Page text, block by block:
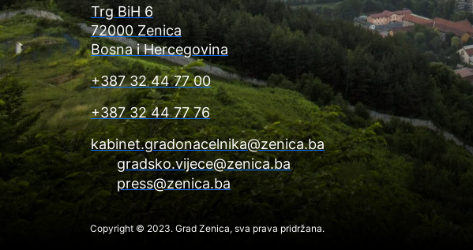
Trg BiH 6
72000 Zenica
Bosna i Hercegovina
+387 32 44 77 00
+387 32 44 77 76
kabinet.gradonacelnika@zenica.ba
gradsko.vijece@zenica.ba
press@zenica.ba
Copyright © 2023. Grad Zenica, sva prava pridržana.